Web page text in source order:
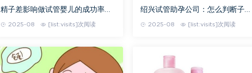
精子差影响做试管婴儿的成功率？
2025-08 [list:visits]次阅读
绍兴试管助孕公司：怎么判断子宫
内膜好不好，身上会有这三大特
征！赶紧来看看吧
2025-08 [list:visits]次阅读